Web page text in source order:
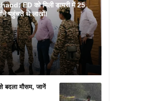
ED को मिली डायरी में 25
पहुंचते थे लाखों!
बदला मौसम, जानें